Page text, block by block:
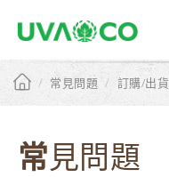
/ 常見問題 / 訂購/出貨
常見問題